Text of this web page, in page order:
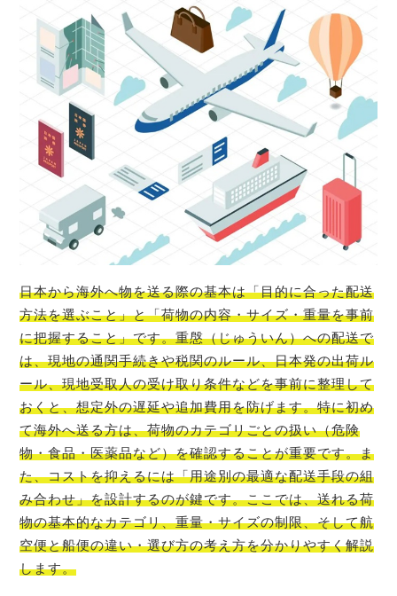
日本から海外へ物を送る際の基本は「目的に合った配送
方法を選ぶこと」と「荷物の内容・サイズ・重量を事前
に把握すること」です。重慇（じゅういん）への配送で
は、現地の通関手続きや税関のルール、日本発の出荷ル
ール、現地受取人の受け取り条件などを事前に整理して
おくと、想定外の遅延や追加費用を防げます。特に初め
て海外へ送る方は、荷物のカテゴリごとの扱い（危険
物・食品・医薬品など）を確認することが重要です。ま
た、コストを抑えるには「用途別の最適な配送手段の組
み合わせ」を設計するのが鍵です。ここでは、送れる荷
物の基本的なカテゴリ、重量・サイズの制限、そして航
空便と船便の違い・選び方の考え方を分かりやすく解説
します。